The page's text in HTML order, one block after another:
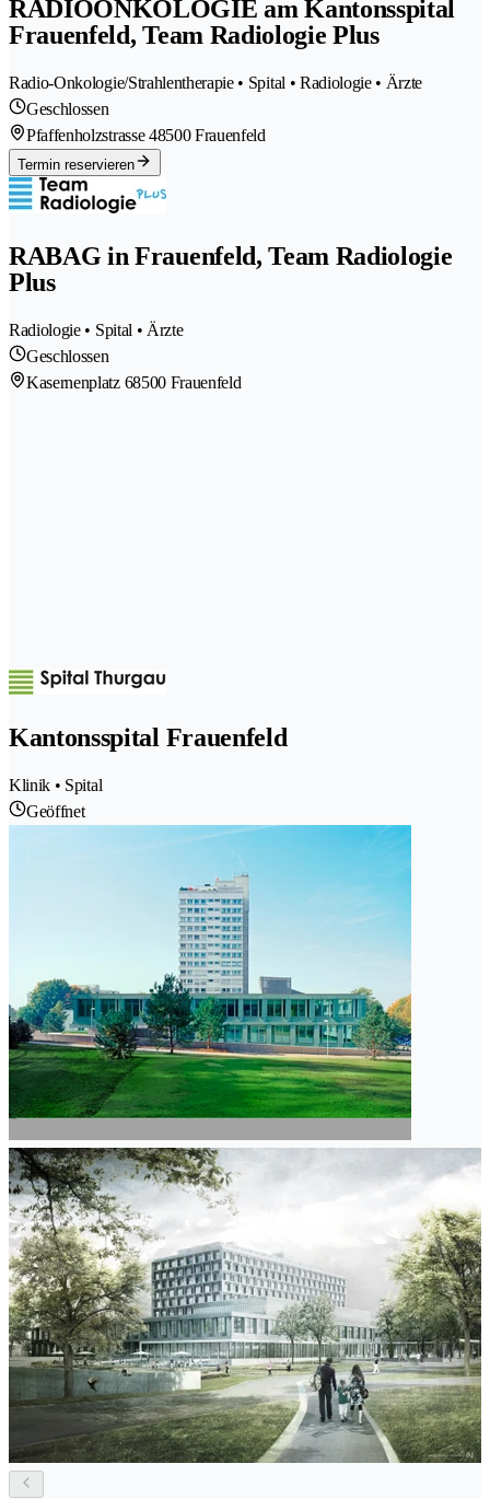
RADIOONKOLOGIE am Kantonsspital
Frauenfeld, Team Radiologie Plus
Radio-Onkologie/Strahlentherapie • Spital • Radiologie • Ärzte
Geschlossen
Pfaffenholzstrasse 48500 Frauenfeld
Termin reservieren
RABAG in Frauenfeld, Team Radiologie
Plus
Radiologie • Spital • Ärzte
Geschlossen
Kasernenplatz 68500 Frauenfeld
Kantonsspital Frauenfeld
Klinik • Spital
Geöffnet